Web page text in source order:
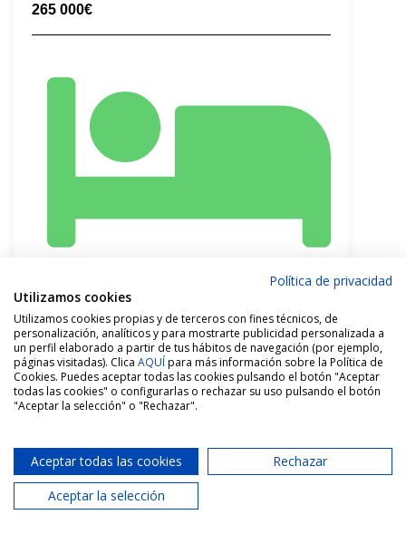
265 000€
4 Hab.
Política de privacidad
Utilizamos cookies
Utilizamos cookies propias y de terceros con fines técnicos, de
personalización, analíticos y para mostrarte publicidad personalizada a
un perfil elaborado a partir de tus hábitos de navegación (por ejemplo,
páginas visitadas). Clica AQUÍpara más información sobre la Política de
Cookies. Puedes aceptar todas las cookies pulsando el botón "Aceptar
todas las cookies" o configurarlas o rechazar su uso pulsando el botón
"Aceptar la selección" o "Rechazar".
Aceptar todas las cookies
Rechazar
Aceptar la selección